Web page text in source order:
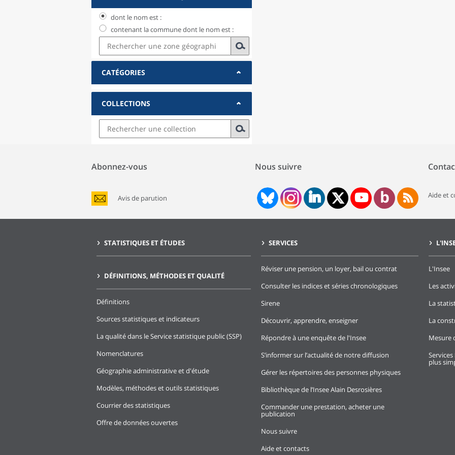
dont le nom est :
contenant la commune dont le nom est :
CATÉGORIES
COLLECTIONS
Abonnez-vous
Avis de parution
Nous suivre
Aide et
STATISTIQUES ET ÉTUDES
DÉFINITIONS, MÉTHODES ET QUALITÉ
Définitions
Sources statistiques et indicateurs
La qualité dans le Service statistique public (SSP)
Nomenclatures
Géographie administrative et d'étude
Modèles, méthodes et outils statistiques
Courrier des statistiques
Offre de données ouvertes
SERVICES
Réviser une pension, un loyer, bail ou contrat
Consulter les indices et séries chronologiques
Sirene
Découvrir, apprendre, enseigner
Répondre à une enquête de l'Insee
S’informer sur l’actualité de notre diffusion
Gérer les répertoires des personnes physiques
Bibliothèque de l’Insee Alain Desrosières
Commander une prestation, acheter une
publication
Nous suivre
Aide et contacts
L'Insee
Les
La
La
Mesure
plus